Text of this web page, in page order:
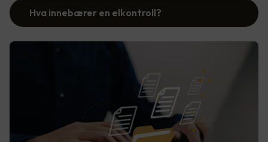
Hva innebærer en elkontroll?